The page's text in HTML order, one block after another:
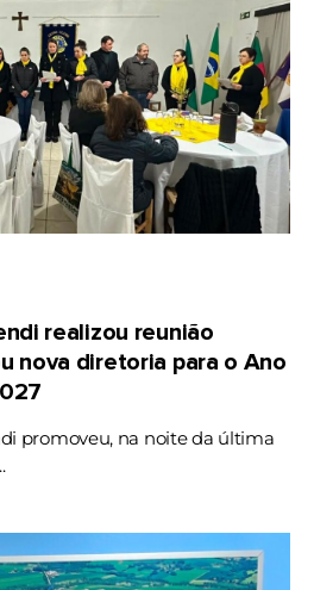
realizou reunião
nova diretoria para o Ano
promoveu, na noite da última